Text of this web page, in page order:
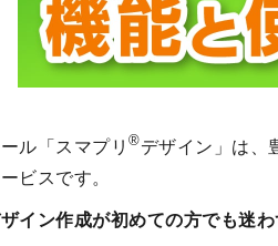
ル「スマプリ ®デザイン」は、
ビスです。
イン作成が初めての方でも迷